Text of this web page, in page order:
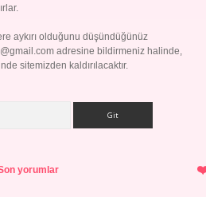
aykırı olduğunu düşündüğünüz
adresine bildirmeniz halinde,
sitemizden kaldırılacaktır.
yorumlar